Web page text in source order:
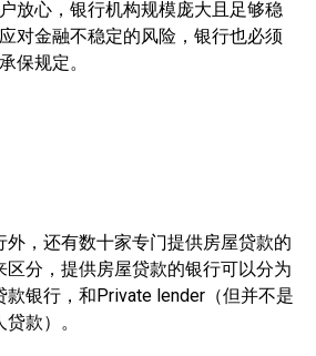
放心，银行机构规模庞大且足够稳
对金融不稳定的风险，银行也必须
保规定。
外，还有数十家专门提供房屋贷款的
分，提供房屋贷款的银行可以分为
银行，和Private lender（但并不是
款）。